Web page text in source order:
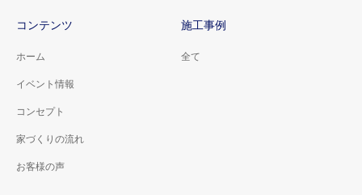
コンテンツ
ホーム
イベント情報
コンセプト
家づくりの流れ
お客様の声
施工事例
全て